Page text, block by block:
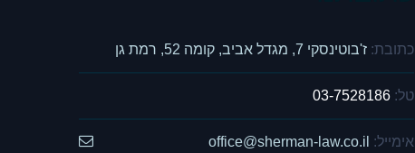
כתובת: ז'בוטינסקי 7, מגדל אביב, קומה 52, רמת גן
טל: 03-7528186
אימייל: office@sherman-law.co.il